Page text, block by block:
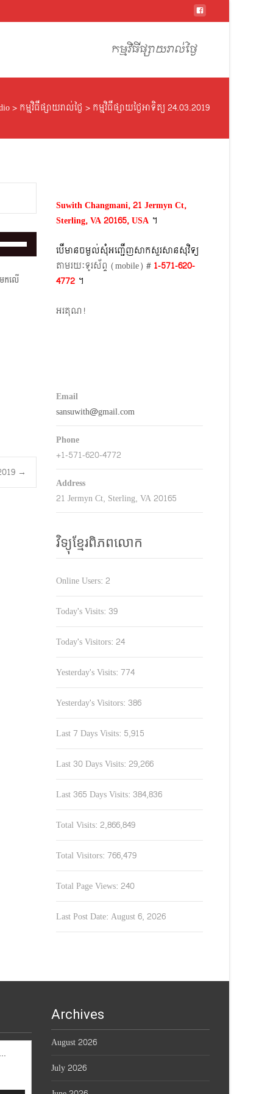
content
កម្មវិធីផ្សាយរាល់ថ្ងៃ
> កម្មវិធីផ្សាយរាល់ថ្ងៃ > កម្មវិធីផ្សាយថ្ងៃអាទិត្យ 24.03.2019
កលើ
→
Suwith Changmani, 21 Jermyn Ct,
Sterling, VA 20165, USA ។​
បើមានចម្ងល់​សុំអញ្ជើញសាកសួរសានសុវិទ្យ
តាមរយៈទូរស័ព្ទ​ (mobile)​ # 1-571-620-
4772​ ។
អរគុណ!
Email
sansuwith@gmail.com
Phone
+1-571-620-4772
Address
21 Jermyn Ct, Sterling, VA 20165
វិទ្យុខ្មែរពិភពលោក
Online Users: 2
Today's Visits: 39
Today's Visitors: 24
Yesterday's Visits: 774
Yesterday's Visitors: 386
Last 7 Days Visits: 5,915
Last 30 Days Visits: 29,266
Last 365 Days Visits: 384,836
Total Visits: 2,866,849
Total Visitors: 766,479
Total Page Views: 240
Last Post Date: August 6, 2026
កម្មវិធីផ្សាយថ្ងៃព្រហស្បតិ៍ 06.08.2026
Archives
August 2026
July 2026